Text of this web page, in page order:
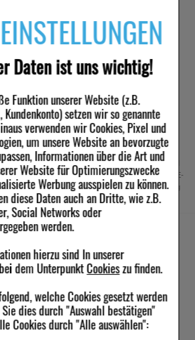
Daten ist uns wichtig!
Funktion unserer Website (z.B.
setzen wir so genannte
verwenden wir Cookies, Pixel und
um unsere Website an bevorzugte
Informationen über die Art und
Website für Optimierungszwecke
Werbung ausspielen zu können.
diese Daten auch an Dritte, wie z.B.
Social Networks oder
werden.
hierzu sind In unserer
dem UnterpunktCookieszu finden.
welche Cookies gesetzt werden
dies durch "Auswahl bestätigen"
Cookies durch "Alle auswählen":
Bonus-Programm
Freundschaftswerbung
Newsletter anmelden & Vorteile
Absenden
Ich möchte zukünftig über Trends,
Schnäppchen, Gutscheine, Aktionen und
Angebote der ipill Versandapotheke per E-
Mail informiert werden. Diese Einwilligung
kann jederzeit widerrufen werden.
Folgen Sie uns
Qualität & Sicherheit